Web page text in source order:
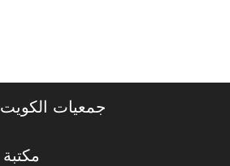
جمعيات الكويت
مكتبة